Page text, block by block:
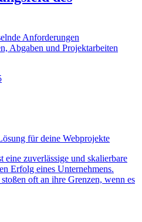
Anforderungen
Abgaben und Projektarbeiten
für deine Webprojekte
zuverlässige und skalierbare
Erfolg eines Unternehmens.
oft an ihre Grenzen, wenn es